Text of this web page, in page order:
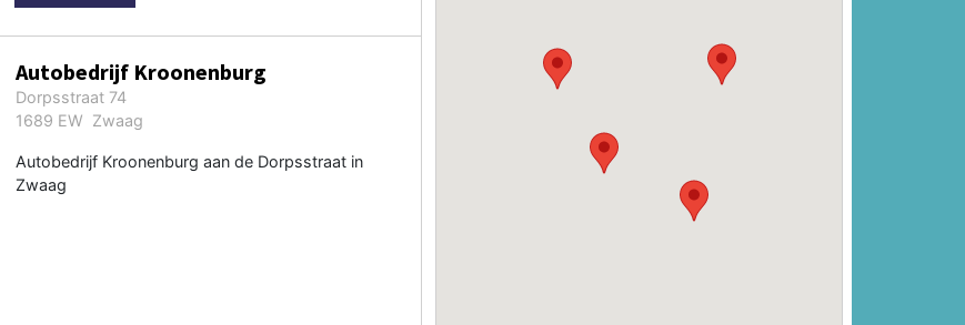
Autobedrijf Kroonenburg
Dorpsstraat 74
1689 EW Zwaag
Autobedrijf Kroonenburg aan de Dorpsstraat in
Zwaag